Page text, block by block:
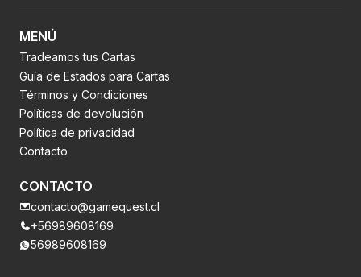
MENÚ
Tradeamos tus Cartas
Guía de Estados para Cartas
Términos y Condiciones
Políticas de devolución
Política de privacidad
Contacto
CONTACTO
contacto@gamequest.cl
+56989608169
56989608169